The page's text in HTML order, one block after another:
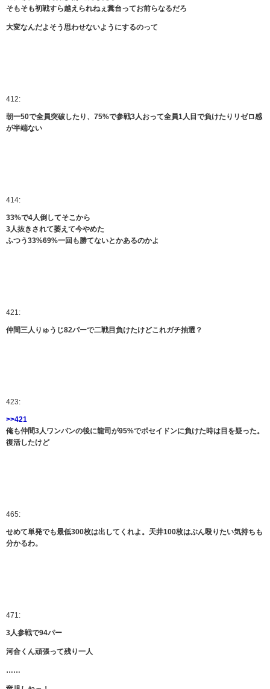
そもそも初戦すら越えられねぇ糞台ってお前らなるだろ
大変なんだよそう思わせないようにするのって
412:
朝一50で全員突破したり、75%で参戦3人おって全員1人目で負けたりリゼロ感
が半端ない
414:
33%で4人倒してそこから
3人抜きされて萎えて今やめた
ふつう33%69%一回も勝てないとかあるのかよ
421:
仲間三人りゅうじ82パーで二戦目負けたけどこれガチ抽選？
423:
>>421
俺も仲間3人ワンパンの後に龍司が95%でポセイドンに負けた時は目を疑った。
復活したけど
465:
せめて単発でも最低300枚は出してくれよ。天井100枚はぶん殴りたい気持ちも
分かるわ。
471:
3人参戦で94パー
河合くん頑張って残り一人
……